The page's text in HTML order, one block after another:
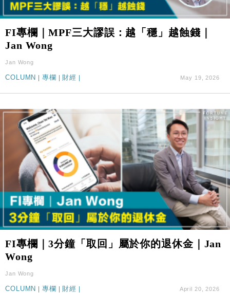
FI專欄｜MPF三大謬誤：越「穩」越蝕錢｜
Jan Wong
Jan Wong
COLUMN 專欄 財經 May 19, 2026
FI專欄｜3分鐘「取回」屬於你的退休金｜Jan
Wong
Jan Wong
COLUMN | 專欄 | 財經 | April 20, 2026